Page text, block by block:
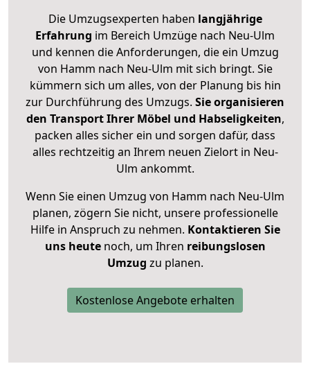
Die Umzugsexperten haben langjährige
Erfahrung im Bereich Umzüge nach Neu-Ulm
und kennen die Anforderungen, die ein Umzug
von Hamm nach Neu-Ulm mit sich bringt. Sie
kümmern sich um alles, von der Planung bis hin
zur Durchführung des Umzugs. Sie organisieren
den Transport Ihrer Möbel und Habseligkeiten,
packen alles sicher ein und sorgen dafür, dass
alles rechtzeitig an Ihrem neuen Zielort in Neu-
Ulm ankommt.
Wenn Sie einen Umzug von Hamm nach Neu-Ulm
planen, zögern Sie nicht, unsere professionelle
Hilfe in Anspruch zu nehmen. Kontaktieren Sie
uns heutenoch, um Ihren reibungslosen
Umzug zu planen.
Kostenlose Angebote erhalten